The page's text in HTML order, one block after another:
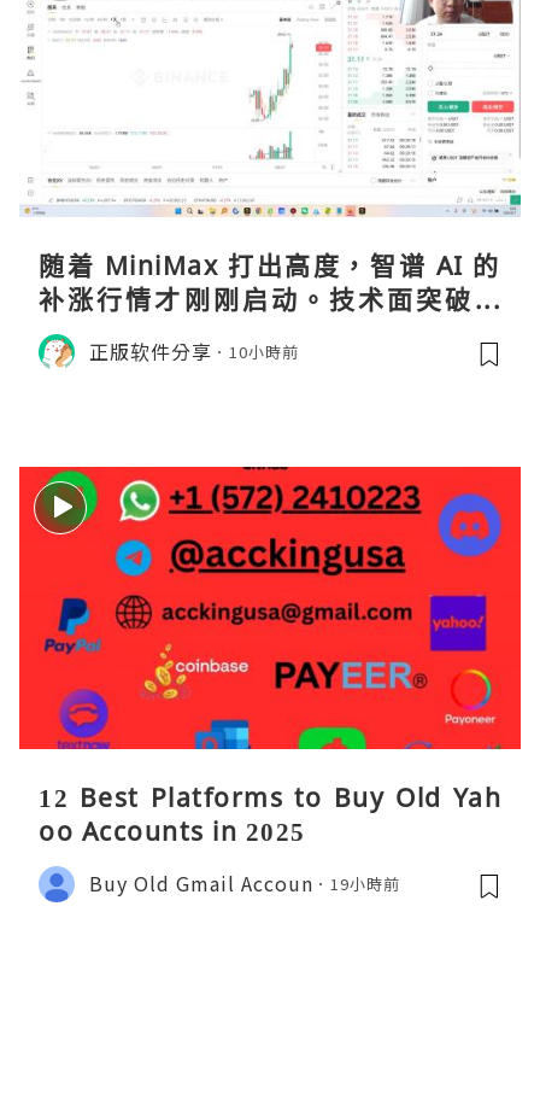
随着 MiniMax 打出高度，智谱 AI 的
补涨行情才刚刚启动。技术面突破在
即，基本面逻辑硬朗，目标先看 170，
顺势做多，在巨头上市潮来临前享受泡
正版软件分享 10小時前
12 Best Platforms to Buy Old Yah
oo Accounts in 2025
Buy Old Gmail Accoun 19小時前